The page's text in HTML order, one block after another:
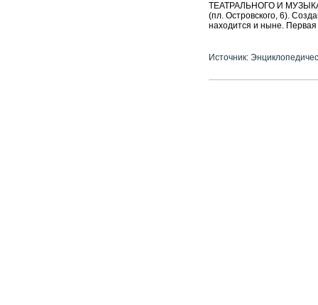
ТЕАТРАЛЬНОГО И
(пл. Островского, 6).
находится и ныне. Первая
Источник: